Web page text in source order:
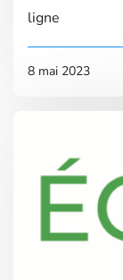
ligne
8 mai 2023